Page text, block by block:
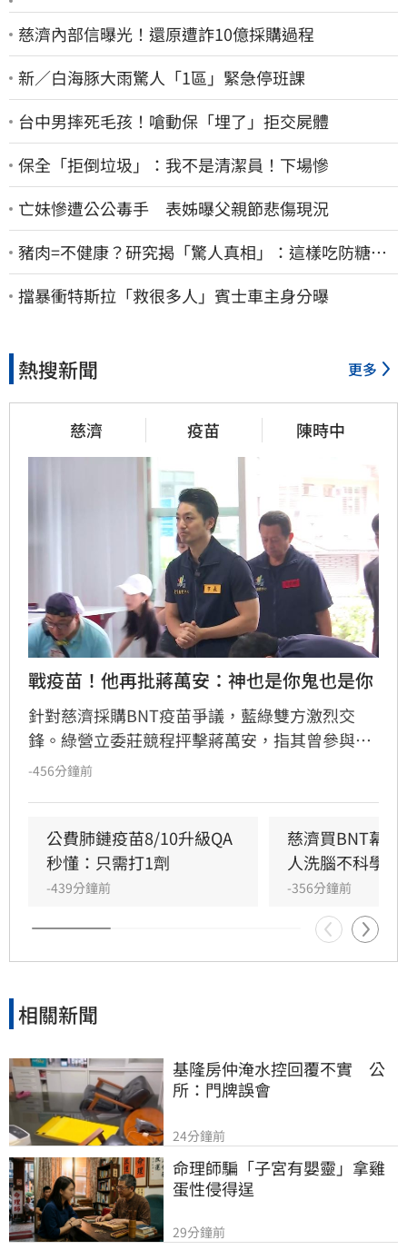
慈濟內部信曝光！還原遭詐10億採購過程
新／白海豚大雨驚人「1區」緊急停班課
台中男摔死毛孩！嗆動保「埋了」拒交屍體
保全「拒倒垃圾」：我不是清潔員！下場慘
亡妹慘遭公公毒手 表姊曝父親節悲傷現況
豬肉=不健康？研究揭「驚人真相」：這樣吃防糖尿
病、降膽固醇
擋暴衝特斯拉「救很多人」賓士車主身分曝
熱搜新聞 更多
慈濟 疫苗 陳時中
戰疫苗！他再批蔣萬安：神也是你鬼也是你
針對慈濟採購BNT疫苗爭議，藍綠雙方激烈交
鋒。綠營立委莊競程抨擊蔣萬安，指其曾參與疫
苗採購秘密會議，明知政府努力爭取疫苗並面臨
調，當年會議資料遮蔽是經決議，且陳時中當時
要求原廠證明是為確保疫苗安全，非阻擋採購。
蔣萬安則反駁資料多處遭塗黑，雙方對於疫苗採
購攻防不斷，莊競程呼籲應回到事實脈絡，不應
選擇性解讀資料混淆視聽，此議題持續引發社會
廣泛關注與討論。
-456分鐘前
公費肺鏈疫苗8/10升級QA
秒懂：只需打1劑
-439分鐘前
慈濟買BNT幕
人洗腦不科學概
-356分鐘前
相關新聞
基隆房仲淹水控回覆不實　公
所：門牌誤會
24分鐘前
命理師騙「子宮有嬰靈」拿雞
蛋性侵得逞
29分鐘前